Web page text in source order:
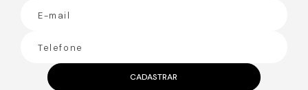
CADASTRAR